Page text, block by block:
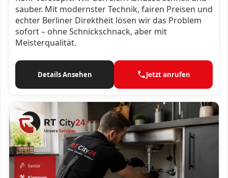
sauber. Mit modernster Technik, fairen Preisen und
echter Berliner Direktheit lösen wir das Problem
sofort – ohne Schnickschnack, aber mit
Meisterqualität.
Details Ansehen Jetzt anrufen